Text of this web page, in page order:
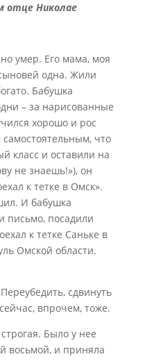
отце Николае
умер. Его мама, моя
одна. Жили
Бабушка
– за нарисованные
хорошо и рос
что
класс и оставили на
не знаешь!»), он
к тетке в Омск».
И бабушка
письмо, посадили
к тетке Саньке в
Омской области.
сдвинуть
впрочем, тоже.
Было у нее
восьмой, и приняла